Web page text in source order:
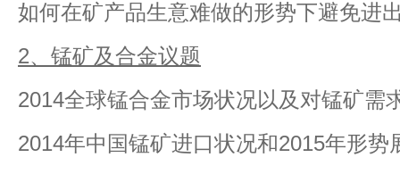
如何在矿产品生意难做的形势下避免进
2、锰矿及合金议题
2014全球锰合金市场状况以及对锰矿需
2014年中国锰矿进口状况和2015年形势